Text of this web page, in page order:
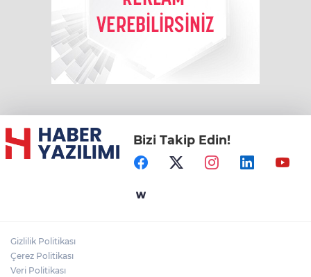
Bizi Takip Edin!
Gizlilik Politikası
Çerez Politikası
Veri Politikası